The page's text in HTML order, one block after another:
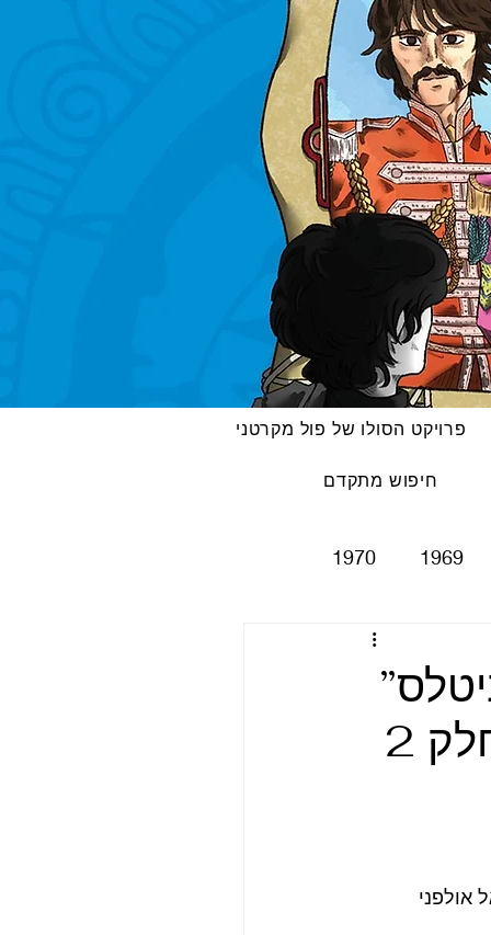
פרויקט הסולו של פול מקרטני
חיפוש מתקדם
1969
1970
Magical
פרק 10: שנת 1969 של הביטלס – חלק 2
אולפני